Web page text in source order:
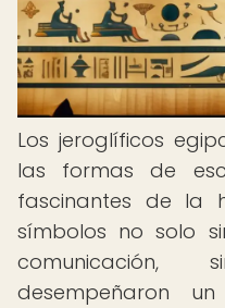
Los jeroglíficos
las formas de
fascinantes de la
símbolos no solo
desempeñaron